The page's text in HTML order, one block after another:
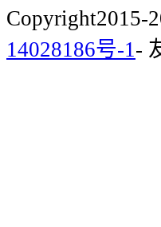
Copyright2015-
14028186号-1-